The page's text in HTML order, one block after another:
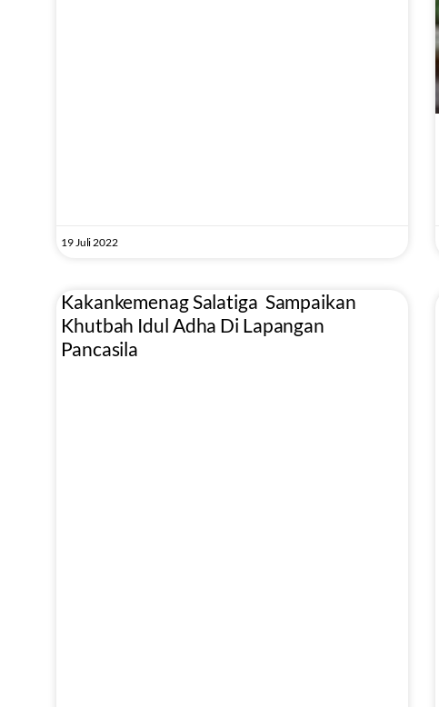
19 Juli 2022
Kakankemenag Salatiga Sampaikan
Khutbah Idul Adha Di Lapangan
Pancasila